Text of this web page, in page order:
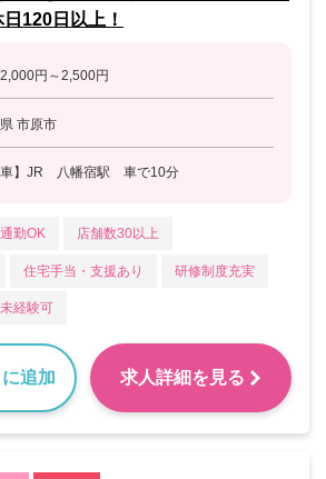
120日以上！
円～2,500円
市原市
車】JR 八幡宿駅 車で10分
勤OK 店舗数30以上
住宅手当・支援あり 研修制度充実
未経験可
追加 求人詳細を見る